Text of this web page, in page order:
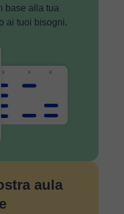
base alla tua
ai tuoi bisogni.
aula